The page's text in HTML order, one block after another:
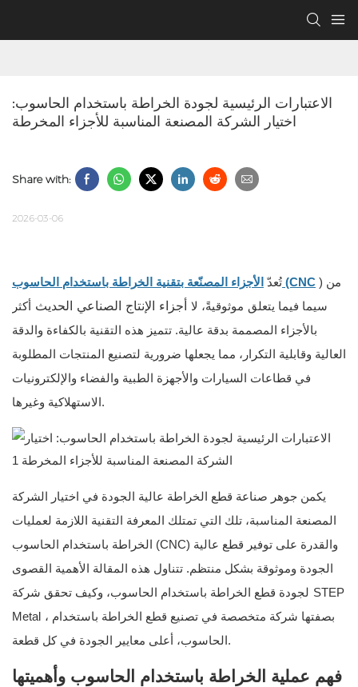
الاعتبارات الرئيسية لجودة الخراطة باستخدام الحاسوب:
اختيار الشركة المصنعة المناسبة للأجزاء المخرطة
Share with:
2026-03-06
تُعدّ الأجزاء المصنّعة بتقنية الخراطة باستخدام الحاسوب (CNC ) من
أكثر
موثوقيةً، لا سيما فيما يتعلق
بالأجزاء المصممة بدقة عالية. تتميز هذه التقنية بالكفاءة والدقة
العالية وقابلية التكرار، مما يجعلها ضرورية لتصنيع المنتجات المطلوبة
في قطاعات السيارات والأجهزة الطبية والفضاء والإلكترونيات
الاستهلاكية وغيرها.
يكمن جوهر صناعة قطع الخراطة عالية الجودة في اختيار الشركة
المصنعة المناسبة، تلك التي تمتلك المعرفة التقنية اللازمة لعمليات
الخراطة باستخدام الحاسوب (CNC) والقدرة على توفير قطع عالية
الجودة وموثوقة بشكل منتظم. تتناول هذه المقالة الأهمية القصوى
لجودة قطع الخراطة باستخدام الحاسوب، وكيف تحقق شركة STEP
Metal ، بصفتها شركة متخصصة في تصنيع قطع الخراطة باستخدام
الحاسوب، أعلى معايير الجودة في كل قطعة.
فهم عملية الخراطة باستخدام الحاسوب وأهميتها